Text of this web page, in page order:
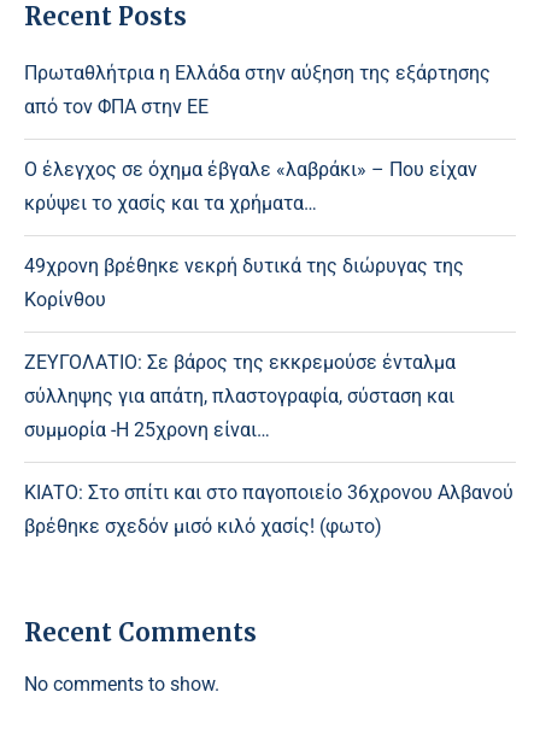
Recent Posts
Πρωταθλήτρια η Ελλάδα στην αύξηση της εξάρτησης
από τον ΦΠΑ στην ΕΕ
Ο έλεγχος σε όχημα έβγαλε «λαβράκι» – Που είχαν
κρύψει το χασίς και τα χρήματα…
49χρονη βρέθηκε νεκρή δυτικά της διώρυγας της
Κορίνθου
ΖΕΥΓΟΛΑΤΙΟ: Σε βάρος της εκκρεμούσε ένταλμα
σύλληψης για απάτη, πλαστογραφία, σύσταση και
συμμορία -Η 25χρονη είναι…
ΚΙΑΤΟ: Στο σπίτι και στο παγοποιείο 36χρονου Αλβανού
βρέθηκε σχεδόν μισό κιλό χασίς! (φωτο)
Recent Comments
No comments to show.